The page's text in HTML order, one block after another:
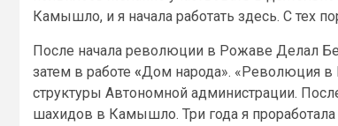
Камышло, и я начала работать здесь. С тех
После начала революции в Рожаве Делал
затем в работе «Дом народа». «Революция
структуры Автономной администрации.
шахидов в Камышло. Три года я проработала